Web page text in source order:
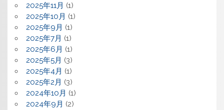
2025年11月 (1)
2025年10月 (1)
2025年9月 (1)
2025年7月 (1)
2025年6月 (1)
2025年5月 (3)
2025年4月 (1)
2025年2月 (3)
2024年10月 (1)
2024年9月 (2)